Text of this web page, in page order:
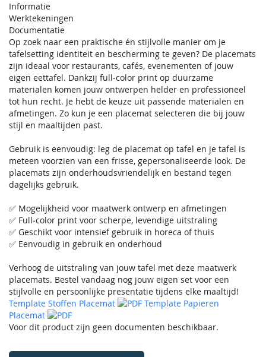
Informatie
Werktekeningen
Documentatie
Op zoek naar een praktische én stijlvolle manier om je
tafelsetting identiteit en bescherming te geven? De placemats
zijn ideaal voor restaurants, cafés, evenementen of jouw
eigen eettafel. Dankzij full‑color print op duurzame
materialen komen jouw ontwerpen helder en professioneel
tot hun recht. Je hebt de keuze uit passende materialen en
afmetingen. Zo kun je een placemat selecteren die bij jouw
stijl en maaltijden past.
Gebruik is eenvoudig: leg de placemat op tafel en je tafel is
meteen voorzien van een frisse, gepersonaliseerde look. De
placemats zijn onderhoudsvriendelijk en bestand tegen
dagelijks gebruik.
✅ Mogelijkheid voor maatwerk ontwerp en afmetingen
✅ Full‑color print voor scherpe, levendige uitstraling
✅ Geschikt voor intensief gebruik in horeca of thuis
✅ Eenvoudig in gebruik en onderhoud
Verhoog de uitstraling van jouw tafel met deze maatwerk
placemats. Bestel vandaag nog jouw eigen set voor een
stijlvolle en persoonlijke presentatie tijdens elke maaltijd!
Template Stoffen Placemat
Template Papieren
Placemat
Voor dit product zijn geen documenten beschikbaar.